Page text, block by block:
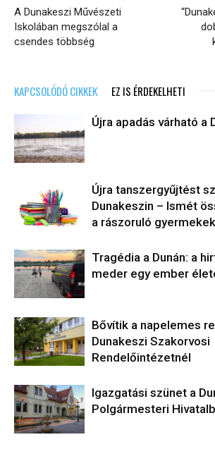
A Dunakeszi Művészeti
Iskolában megszólal a
csendes többség
KAPCSOLÓDÓ CIKKEK EZ IS ÉRDEKELHETI
Újra apadás várható a
Újra tanszergyűjtést
Dunakeszin – Ismét
a rászoruló
Tragédia a Dunán: a
meder egy ember
Bővítik a napelemes
Dunakeszi Szakorvosi
Rendelőintézetnél
Igazgatási szünet a
Polgármesteri